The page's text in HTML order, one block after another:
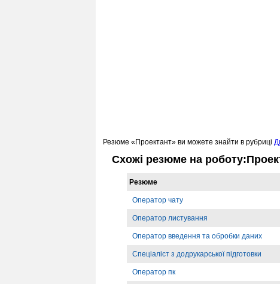
Резюме «Проектант» ви можете знайти в рубриці
Схожі резюме на
Резюме
Оператор чату
Оператор листування
Оператор введення та обробки даних
Спеціаліст з додрукарської підготовки
Оператор пк